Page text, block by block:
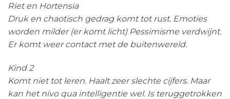
Riet en Hortensia
Druk en chaotisch gedrag komt tot rust. Emoties
worden milder (er komt licht) Pessimisme verdwijnt.
Er komt weer contact met de buitenwereld.
Kind 2
Komt niet tot leren. Haalt zeer slechte cijfers. Maar
kan het nivo qua intelligentie wel. Is teruggetrokken